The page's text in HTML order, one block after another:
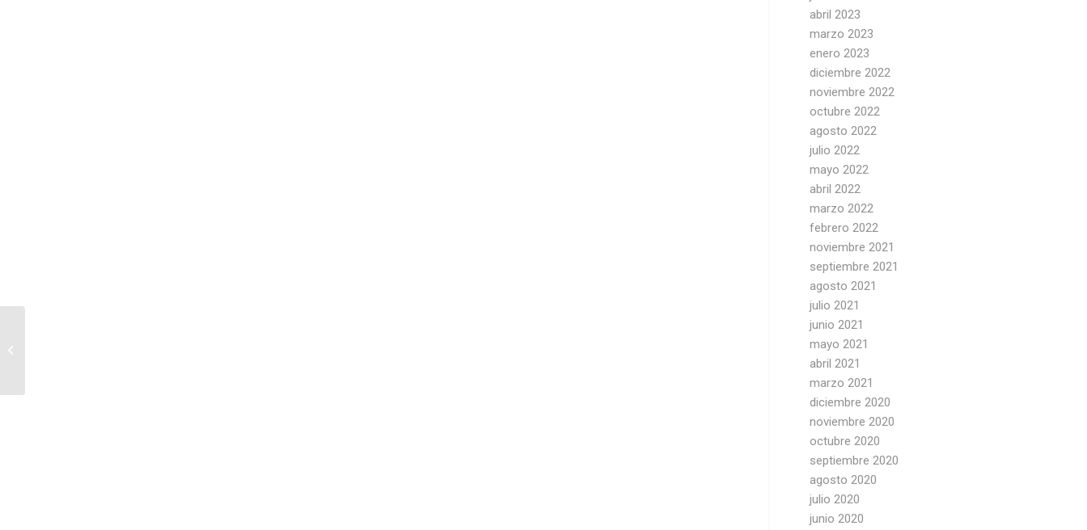
abril 2023
marzo 2023
enero 2023
diciembre 2022
noviembre 2022
octubre 2022
agosto 2022
julio 2022
mayo 2022
abril 2022
marzo 2022
febrero 2022
noviembre 2021
septiembre 2021
agosto 2021
julio 2021
junio 2021
mayo 2021
abril 2021
marzo 2021
diciembre 2020
noviembre 2020
octubre 2020
septiembre 2020
agosto 2020
julio 2020
junio 2020